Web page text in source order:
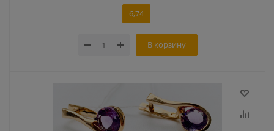
6,74
В корзину